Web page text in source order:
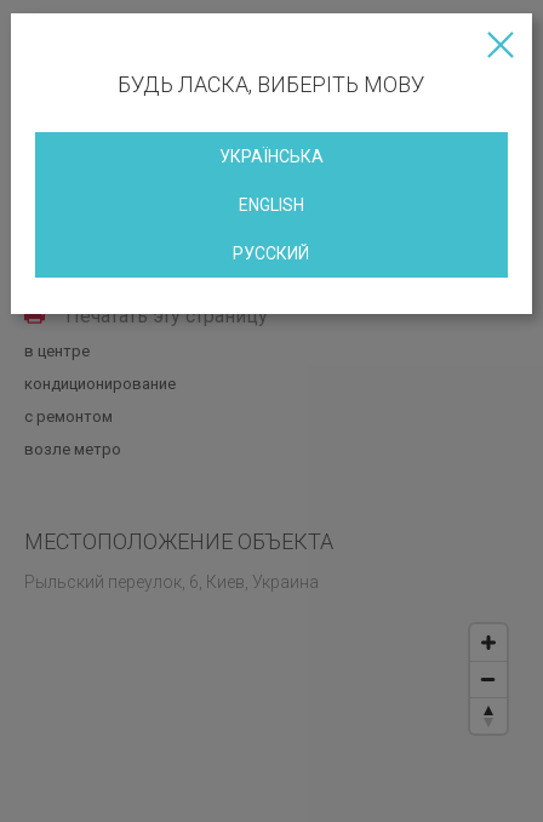
Вакантные площади: 324.07 кв.м
Печатать эту страницу
в центре
кондиционирование
с ремонтом
возле метро
МЕСТОПОЛОЖЕНИЕ ОБЪЕКТА
Рыльский переулок, 6, Киев, Украина
БУДЬ ЛАСКА, ВИБЕРІТЬ МОВУ
УКРАЇНСЬКА
ENGLISH
РУССКИЙ